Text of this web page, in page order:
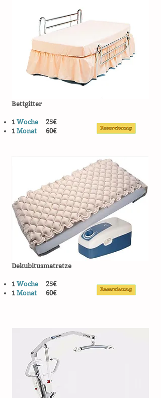
Bettgitter
1 Woche 25€
1 Monat 60€
Dekubitusmatratze
1 Woche
25€
1 Monat 60€